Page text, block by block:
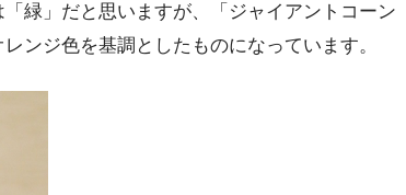
緑」だと思いますが、「ジャイアントコーン
ンジ色を基調としたものになっています。